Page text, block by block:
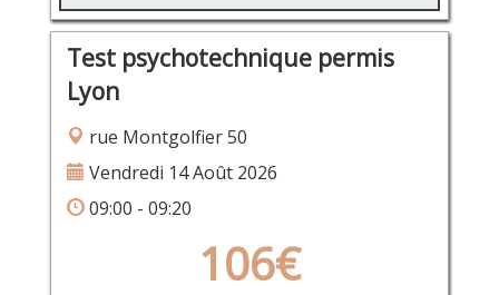
Test psychotechnique permis
Lyon
rue Montgolfier 50
Vendredi 14 Août 2026
09:00 - 09:20
106€